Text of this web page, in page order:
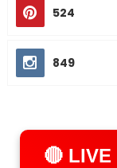
524
849
🔴